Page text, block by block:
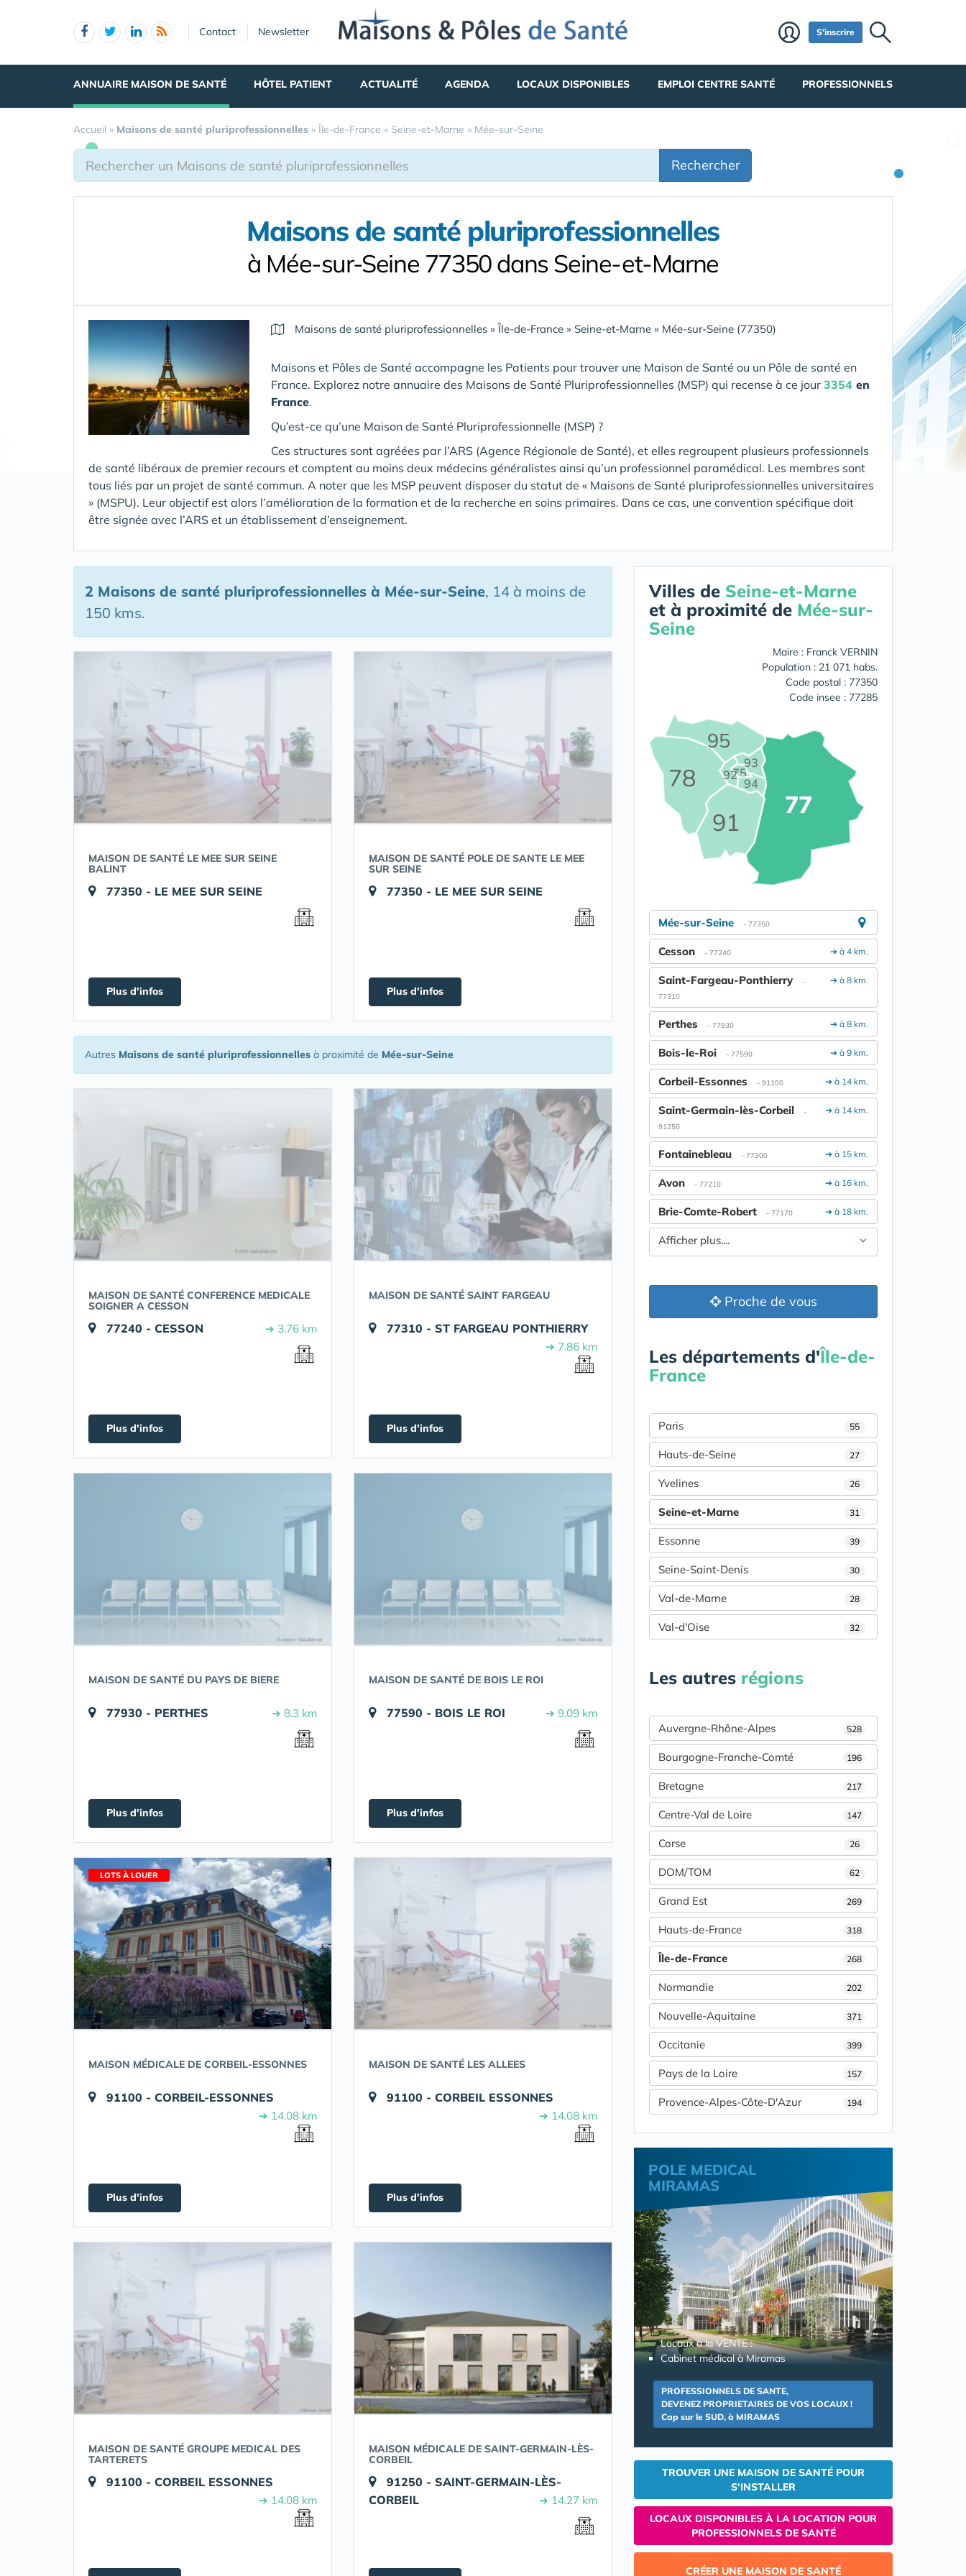
Contact Newsletter S'inscrire
ANNUAIRE MAISON DE SANTÉ HÔTEL PATIENT ACTUALITÉ AGENDA LOCAUX DISPONIBLES EMPLOI CENTRE SANTÉ PROFESSIONNELS
Accueil » Maisons de santé pluriprofessionnelles » Île-de-France » Seine-et-Marne » Mée-sur-Seine
Rechercher
Maisons de santé pluriprofessionnelles
à Mée-sur-Seine 77350 dans Seine-et-Marne
Maisons de santé pluriprofessionnelles »Île-de-France » Seine-et-Marne » Mée-sur-Seine (77350)
Maisons et Pôles de Santé accompagne les Patients pour trouver une Maison de Santé ou un Pôle de santé en
France. Explorez notre annuaire des Maisons de Santé Pluriprofessionnelles (MSP) qui recense à ce jour 3354 en
France.
Qu’est-ce qu’une Maison de Santé Pluriprofessionnelle (MSP) ?
Ces structures sont agréées par l’ARS (Agence Régionale de Santé), et elles regroupent plusieurs professionnels
de santé libéraux de premier recours et comptent au moins deux médecins généralistes ainsi qu’un professionnel paramédical. Les membres sont
tous liés par un projet de santé commun. A noter que les MSP peuvent disposer du statut de « Maisons de Santé pluriprofessionnelles universitaires
» (MSPU). Leur objectif est alors l’amélioration de la formation et de la recherche en soins primaires. Dans ce cas, une convention spécifique doit
être signée avec l’ARS et un établissement d’enseignement.
2 Maisons de santé pluriprofessionnelles à Mée-sur-Seine, 14 à moins de
150 kms.
MAISON DE SANTÉ LE MEE SUR SEINE
BALINT
77350 - LE MEE SUR SEINE
Plus d'infos
MAISON DE SANTÉ POLE DE SANTE LE MEE
SUR SEINE
77350 - LE MEE SUR SEINE
Plus d'infos
Autres Maisons de santé pluriprofessionnelles à proximité de Mée-sur-Seine
MAISON DE SANTÉ CONFERENCE MEDICALE
SOIGNER A CESSON
77240 - CESSON ➔ 3.76 km
Plus d'infos
MAISON DE SANTÉ SAINT FARGEAU
77310 - ST FARGEAU PONTHIERRY
➔ 7.86 km
Plus d'infos
MAISON DE SANTÉ DU PAYS DE BIERE
77930 - PERTHES ➔ 8.3 km
Plus d'infos
MAISON DE SANTÉ DE BOIS LE ROI
77590 - BOIS LE ROI ➔ 9.09 km
Plus d'infos
LOTS À LOUER
MAISON MÉDICALE DE CORBEIL-ESSONNES
91100 - CORBEIL-ESSONNES
➔ 14.08 km
Plus d'infos
MAISON DE SANTÉ LES ALLEES
91100 - CORBEIL ESSONNES
➔ 14.08 km
Plus d'infos
MAISON DE SANTÉ GROUPE MEDICAL DES
TARTERETS
91100 - CORBEIL ESSONNES
➔ 14.08 km
MAISON MÉDICALE DE SAINT-GERMAIN-LÈS-
CORBEIL
91250 - SAINT-GERMAIN-LÈS-
CORBEIL
➔ 14.27 km
Villes de Seine-et-Marne
et à proximité de Mée-sur-
Seine
Maire : Franck VERNIN
Population : 21 071 habs.
Code postal : 77350
Code insee : 77285
75
77
78
91
92
93
94
95
Mée-sur-Seine - 77350
➔ à 4 km.
Cesson - 77240
➔ à 8 km.
Saint-Fargeau-Ponthierry
-
77310
➔ à 8 km.
Perthes - 77930
➔ à 9 km.
Bois-le-Roi - 77590
➔ à 14 km.
Corbeil-Essonnes - 91100
➔ à 14 km.
Saint-Germain-lès-Corbeil
-
91250
➔ à 15 km.
Fontainebleau - 77300
➔ à 16 km.
Avon - 77210
➔ à 18 km.
Brie-Comte-Robert - 77170
Afficher plus....
Proche de vous
Les départements d'Île-de-
France
Paris 55
Hauts-de-Seine 27
Yvelines 26
Seine-et-Marne 31
Essonne 39
Seine-Saint-Denis 30
Val-de-Marne 28
Val-d'Oise 32
Les autres régions
Auvergne-Rhône-Alpes 528
Bourgogne-Franche-Comté 196
Bretagne 217
Centre-Val de Loire 147
Corse 26
DOM/TOM 62
Grand Est 269
Hauts-de-France 318
Île-de-France 268
Normandie 202
Nouvelle-Aquitaine 371
Occitanie 399
Pays de la Loire 157
Provence-Alpes-Côte-D'Azur 194
POLE MEDICAL
MIRAMAS
Locaux à la VENTE :
Cabinet médical à Miramas
PROFESSIONNELS DE SANTE,
DEVENEZ PROPRIETAIRES DE VOS LOCAUX !
Cap sur le SUD, à MIRAMAS
TROUVER UNE MAISON DE SANTÉ POUR
S'INSTALLER
LOCAUX DISPONIBLES À LA LOCATION POUR
PROFESSIONNELS DE SANTÉ
CRÉER UNE MAISON DE SANTÉ